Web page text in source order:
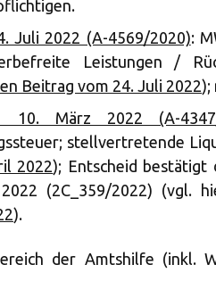
Juli 2022 (A-4569/2020):
Leistungen /
Beitrag vom 24. Juli 2022);
10. März 2022 (A-4347/
stellvertretende
2022); Entscheid
(2C_359/2022) (vgl.
).
der Amtshilfe (inkl.